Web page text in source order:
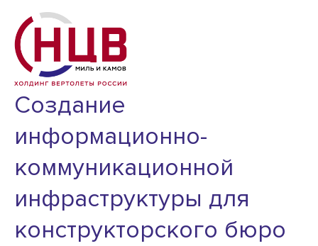
Создание
информационно-
коммуникационной
инфраструктуры для
конструкторского бюро